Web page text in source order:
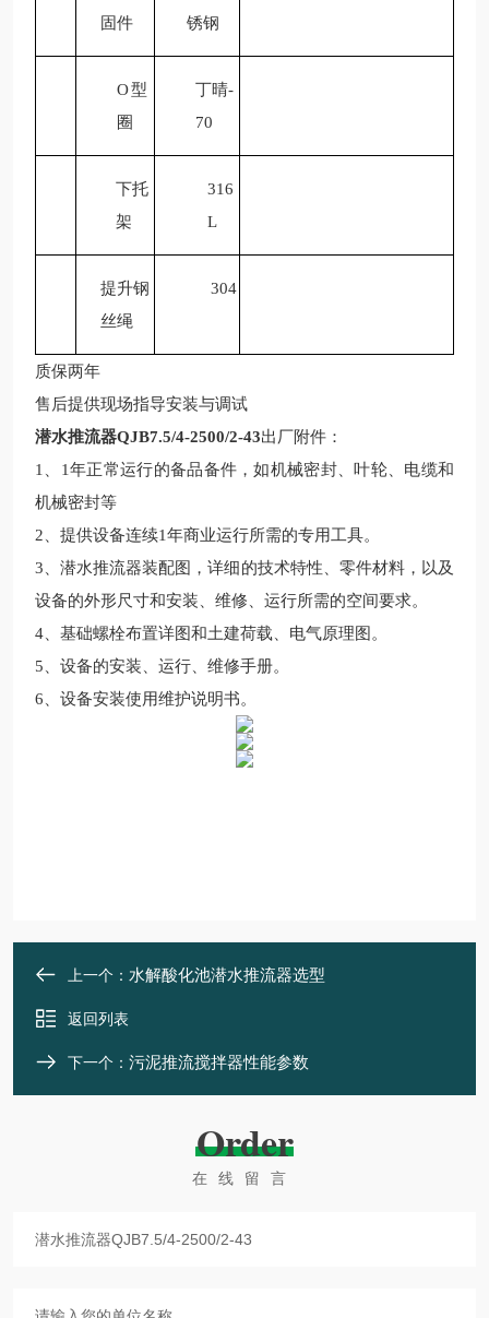
固件
锈钢
O型
圈
丁晴-
70
下托
架
316
L
提升钢
丝绳
304
质保两年
售后提供现场指导安装与调试
潜水推流器QJB7.5/4-2500/2-43出厂附件：
1
1年正常运行的备品备件，如机械密封、叶轮、电缆和
机械密封等
2 、提供设备连续1年商业运行所需的专用工具。
3 、潜水推流器装配图，详细的技术特性、零件材料，以及
设备的外形尺寸和安装、维修、运行所需的空间要求。
4 、基础螺栓布置详图和土建荷载、电气原理图。
5 、设备的安装、运行、维修手册。
6 、设备安装使用维护说明书。
上一个： 水解酸化池潜水推流器选型
返回列表
下一个： 污泥推流搅拌器性能参数
Order
在线留言